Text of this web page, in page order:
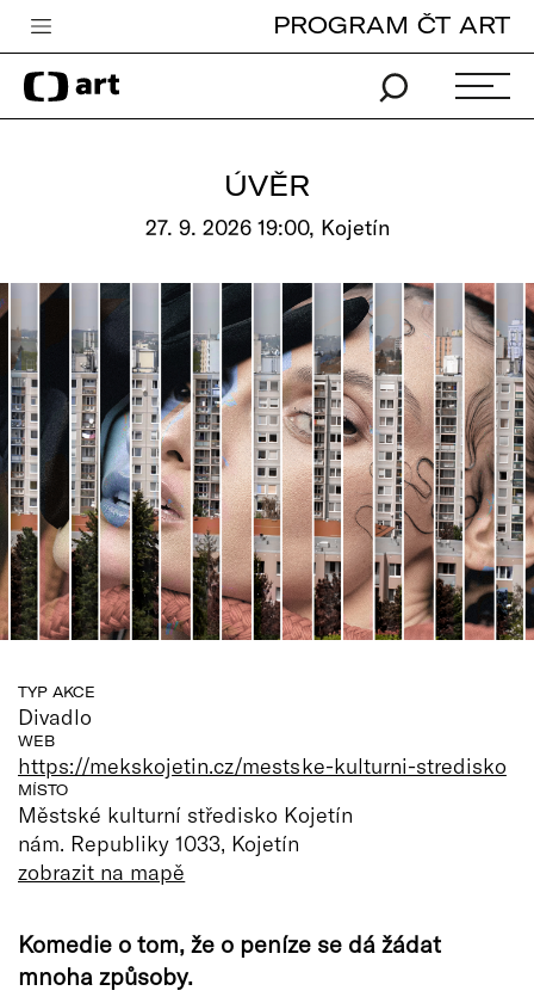
Česká televize
Zpravodajství
Pro děti
edu
Vše o ČT
PROGRAM ČT ART
ÚVĚR
27. 9. 2026 19:00, Kojetín
TYP AKCE
Divadlo
WEB
https://mekskojetin.cz/mestske-kulturni-stredisko
MÍSTO
Městské kulturní středisko Kojetín
nám. Republiky 1033, Kojetín
zobrazit na mapě
Komedie o tom, že o peníze se dá žádat
mnoha způsoby.